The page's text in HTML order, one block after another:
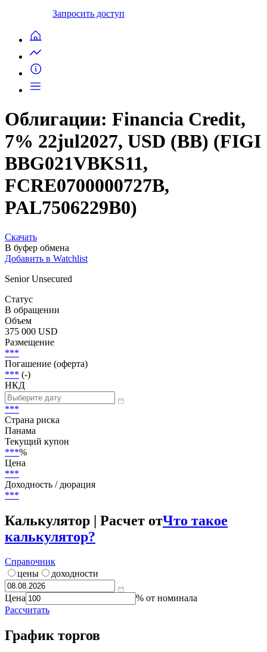
Запросить доступ
Облигации: Financia Credit,
7% 22jul2027, USD (BB) (FIGI
BBG021VBKS11,
FCRE0700000727B,
PAL7506229B0)
Скачать
В буфер обмена
Добавить в Watchlist
Senior Unsecured
Статус
В обращении
Объем
375 000 USD
Размещение
***
Погашение (оферта)
*** (-)
НКД
***
Страна риска
Панама
Текущий купон
***%
Цена
***
Доходность / дюрация
***
Калькулятор | Расчет отЧто такое
калькулятор?
Справочник
цены
доходности
Цена
% от номинала
Рассчитать
График торгов